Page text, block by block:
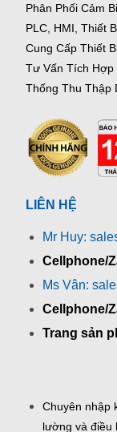
Phân Phối Cảm
PLC, HMI, Thiết
Cung Cấp Thiết
Tư Vấn Tích Hợp
Thống Thu Thập
LIÊN HỆ
Mr Huy:
Cellphone/
Ms Vân:
Cellphone/
Trang sản
Chuyên nhập
lường và điều